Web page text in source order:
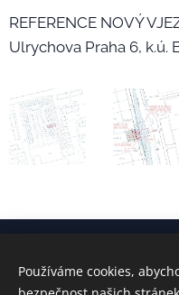
REFERENCE NOVÝ
Ulrychova Praha 6, k.ú.
kontakt:
Používáme cookies,